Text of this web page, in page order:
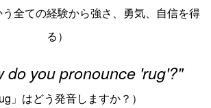
う全ての経験から強さ、勇気、自信を得
る）
do you pronounce 'rug'?"
」はどう発音しますか？）